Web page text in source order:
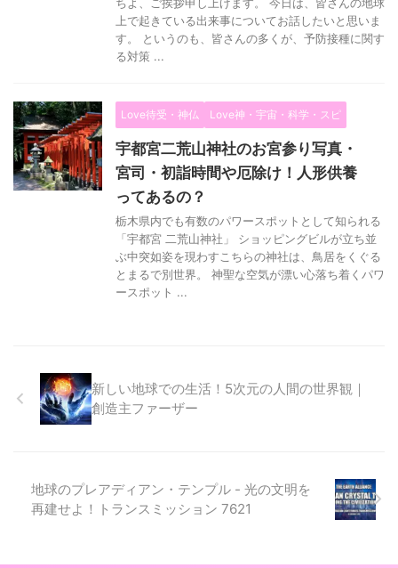
上で起きている出来事についてお話したいと思いま
す。 というのも、皆さんの多くが、予防接種に関す
る対策 ...
Love待受・神仏 Love神・宇宙・科学・スピ
宇都宮二荒山神社のお宮参り写真・
宮司・初詣時間や厄除け！人形供養
ってあるの？
栃木県内でも有数のパワースポットとして知られる
「宇都宮 二荒山神社」 ショッピングビルが立ち並
ぶ中突如姿を現わすこちらの神社は、鳥居をくぐる
とまるで別世界。 神聖な空気が漂い心落ち着くパワ
ースポット ...
新しい地球での生活！5次元の人間の世界観｜
創造主ファーザー
地球のプレアディアン・テンプル - 光の文明を
再建せよ！トランスミッション 7621